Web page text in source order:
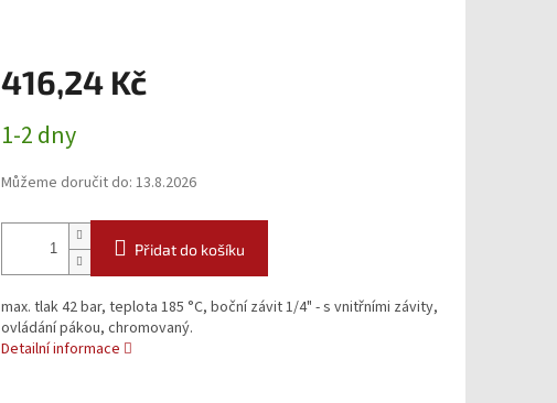
416,24 Kč
cena:
1-2 dny
Můžeme doručit do: 13.8.2026
Přidat do košíku
max. tlak 42 bar, teplota 185 °C, boční závit 1/4" - s vnitřními závity,
ovládání pákou, chromovaný.
Detailní informace